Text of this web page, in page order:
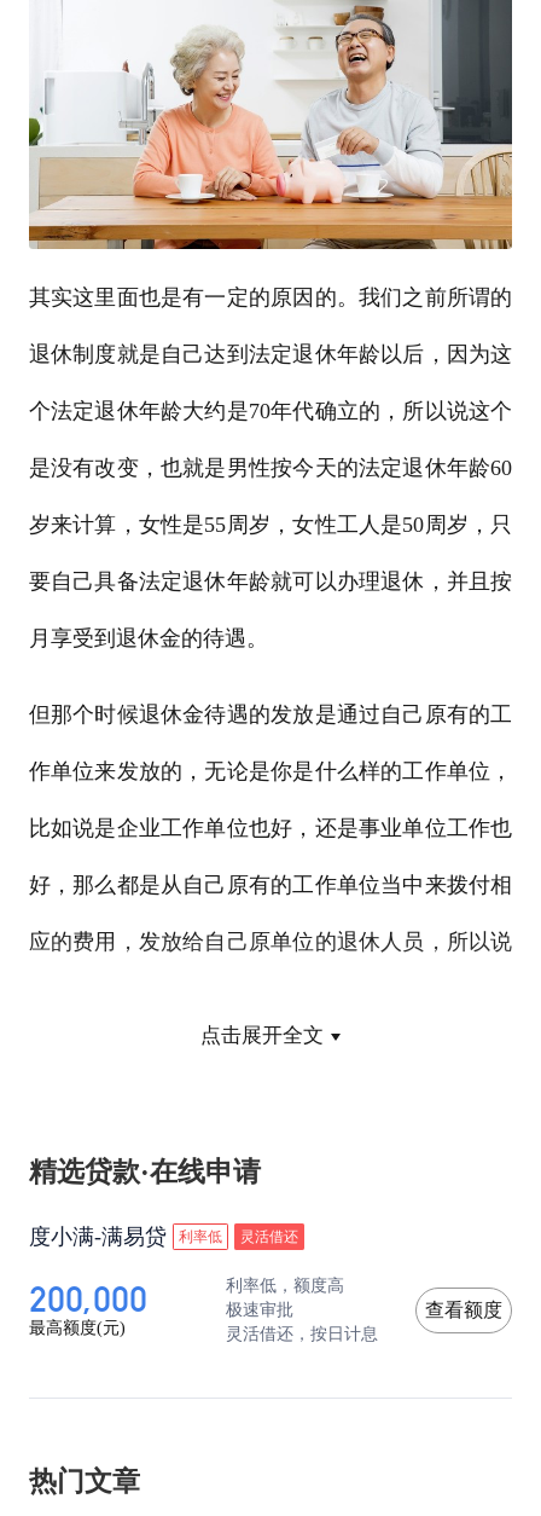
其实这里面也是有一定的原因的。我们之前所谓的
退休制度就是自己达到法定退休年龄以后，因为这
个法定退休年龄大约是70年代确立的，所以说这个
是没有改变，也就是男性按今天的法定退休年龄60
岁来计算，女性是55周岁，女性工人是50周岁，只
要自己具备法定退休年龄就可以办理退休，并且按
月享受到退休金的待遇。
但那个时候退休金待遇的发放是通过自己原有的工
作单位来发放的，无论是你是什么样的工作单位，
比如说是企业工作单位也好，还是事业单位工作也
好，那么都是从自己原有的工作单位当中来拨付相
应的费用，发放给自己原单位的退休人员，所以说
来发放退休金的这样的一种情形。从1992年开始，
全国统一性地建立了社保制度，也就是要统一交纳
社保当时的社保，仅仅只包括职工养老保险种，还
休金的改名就由此产生，因为你参加的是养老保
点击展开全文
精选贷款·在线申请
度小满-满易贷 利率低 灵活借还
200,000
最高额度(元)
利率低，额度高
极速审批
灵活借还，按日计息
查看额度
热门文章